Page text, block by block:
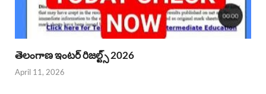
తెలంగాణ ఇంటర్ రిజల్ట్స్ 2026
April 11, 2026